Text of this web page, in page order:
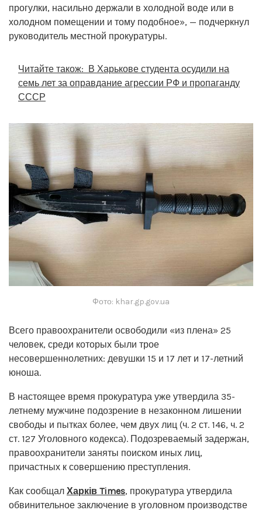
прогулки, насильно держали в холодной воде или в
холодном помещении и тому подобное», — подчеркнул
руководитель местной прокуратуры.
Читайте також: В Харькове студента осудили на
семь лет за оправдание агрессии РФ и пропаганду
СССР
Фото: khar.gp.gov.ua
Всего правоохранители освободили «из плена» 25
человек, среди которых были трое
несовершеннолетних: девушки 15 и 17 лет и 17-летний
юноша.
В настоящее время прокуратура уже утвердила 35-
летнему мужчине подозрение в незаконном лишении
свободы и пытках более, чем двух лиц (ч. 2 ст. 146, ч. 2
ст. 127 Уголовного кодекса). Подозреваемый задержан,
правоохранители заняты поиском иных лиц,
причастных к совершению преступления.
Как сообщал Харків Times, прокуратура утвердила
обвинительное заключение в уголовном производстве